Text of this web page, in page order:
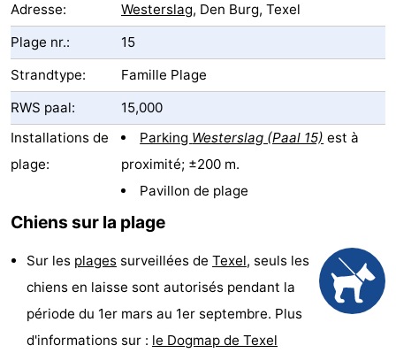
Burg
Den
Hoorn
-
De
Cocksdorp
-
Koog
Oudeschild
-
Plus
beaux
Passer
Adresse: Westerslag, Den Burg, Texel
Plage nr.:
15
Strandtype:
Famille Plage
RWS paal:
15,000
Installations de
plage:
Parking Westerslag (Paal 15) est à
proximité; ±200 m.
Pavillon de plage
Chiens sur la plage
Sur les plages surveillées de Texel, seuls les
chiens en laisse sont autorisés pendant la
période du 1er mars au 1er septembre. Plus
d'informations sur : le Dogmap de Texel